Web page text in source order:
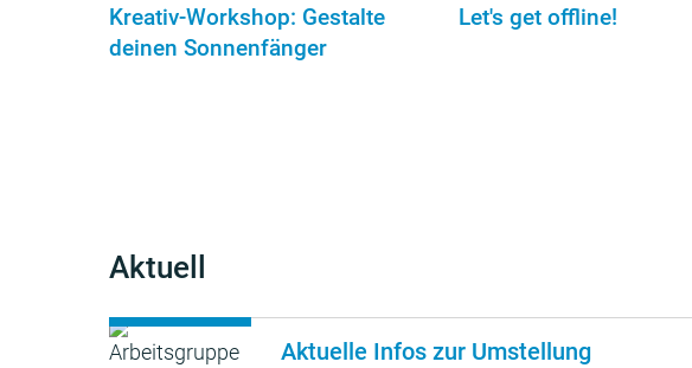
Kreativ-Workshop: Gestalte
deinen Sonnenfänger
Let's get offline!
Aktuell
Aktuelle Infos zur Umstellung